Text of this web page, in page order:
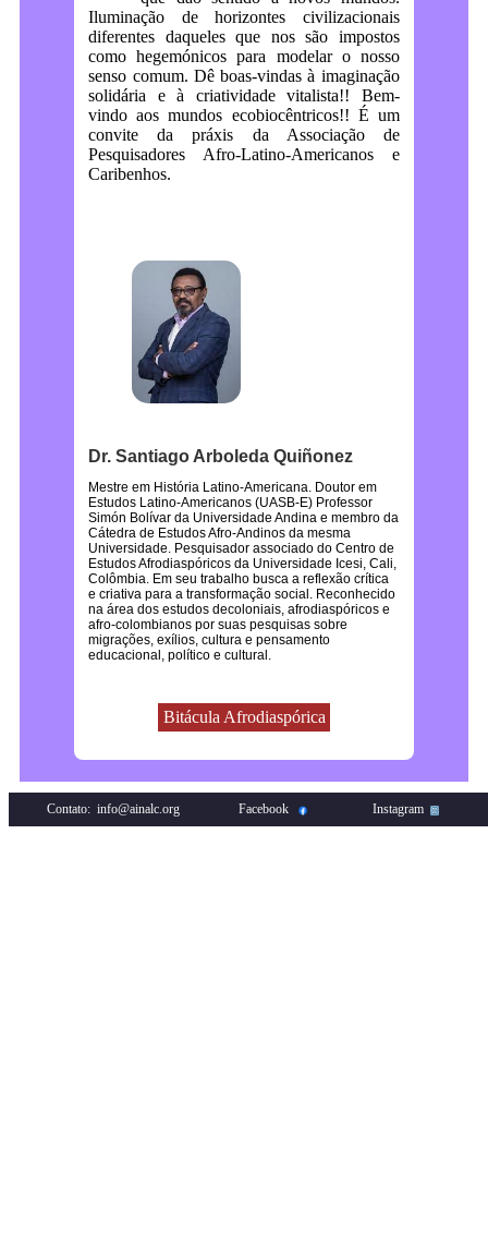
Iluminação de horizontes civilizacionais
diferentes daqueles que nos são impostos
como hegemónicos para modelar o nosso
senso comum. Dê boas-vindas à imaginação
solidária e à criatividade vitalista!! Bem-
vindo aos mundos ecobiocêntricos!! É um
convite da práxis da Associação de
Pesquisadores Afro-Latino-Americanos e
Caribenhos.
Dr. Santiago Arboleda Quiñonez
Mestre em História Latino-Americana. Doutor em
Estudos Latino-Americanos (UASB-E) Professor
Simón Bolívar da Universidade Andina e membro da
Cátedra de Estudos Afro-Andinos da mesma
Universidade. Pesquisador associado do Centro de
Estudos Afrodiaspóricos da Universidade Icesi, Cali,
Colômbia. Em seu trabalho busca a reflexão crítica
e criativa para a transformação social. Reconhecido
na área dos estudos decoloniais, afrodiaspóricos e
afro-colombianos por suas pesquisas sobre
migrações, exílios, cultura e pensamento
educacional, político e cultural.
Bitácula Afrodiaspórica
Contato: info@ainalc.org Facebook Instagram